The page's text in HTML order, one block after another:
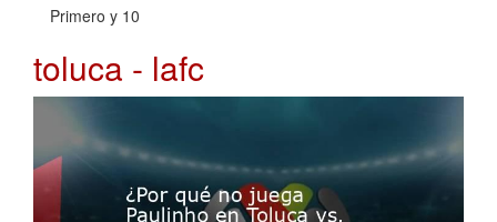
Primero y 10
toluca - lafc